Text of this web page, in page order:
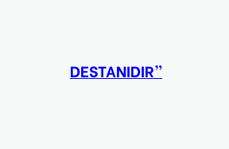
DESTANIDIR”